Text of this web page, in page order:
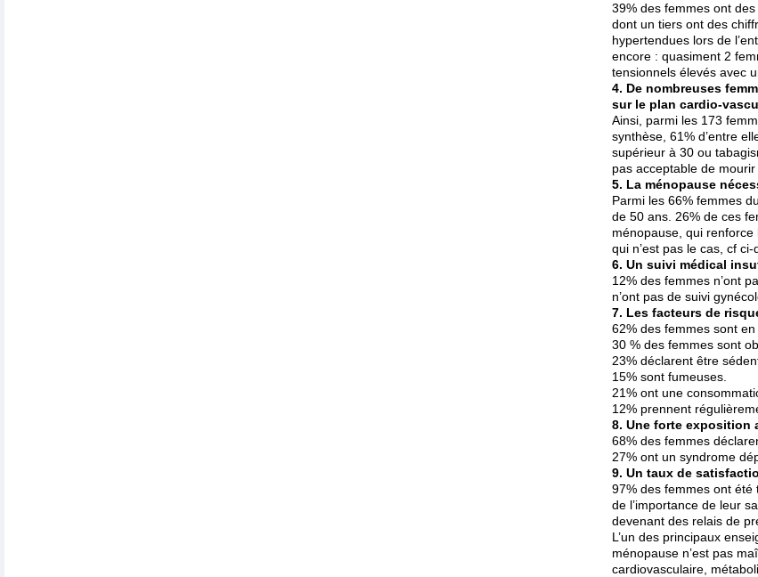
39% des femmes ont
dont un tiers ont des
hypertendues lors de
encore : quasiment 2
tensionnels élevés avec
4. De nombreuses
sur le plan cardio-
Ainsi, parmi les 173
synthèse, 61% d’entre
supérieur à 30 ou
pas acceptable de
5. La ménopause
Parmi les 66% femmes
de 50 ans. 26% de ces
ménopause, qui renforce
qui n’est pas le cas, cf ci-
6. Un suivi médical
12% des femmes n’ont
n’ont pas de suivi
7. Les facteurs de
62% des femmes sont
30 % des femmes sont
23% déclarent être
15% sont fumeuses.
21% ont une
12% prennent
8. Une forte exposition
68% des femmes
27% ont un syndrome
9. Un taux de
97% des femmes ont été
de l’importance de leur
devenant des relais de
L’un des principaux
ménopause n’est pas
cardiovasculaire,